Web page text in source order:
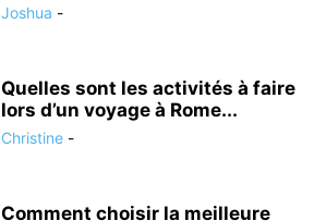
Joshua -
Quelles sont les activités à faire
lors d’un voyage à Rome...
Christine -
Comment choisir la meilleure